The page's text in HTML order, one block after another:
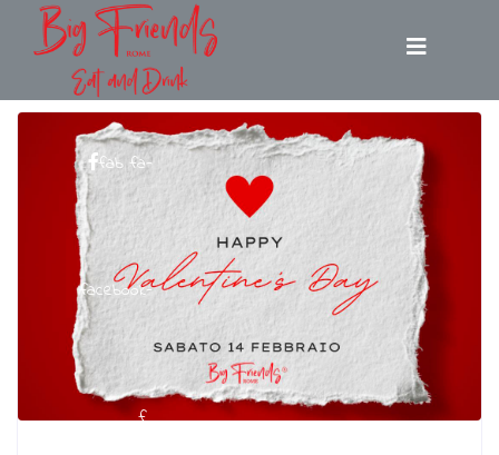
fab fa-
facebook-
f